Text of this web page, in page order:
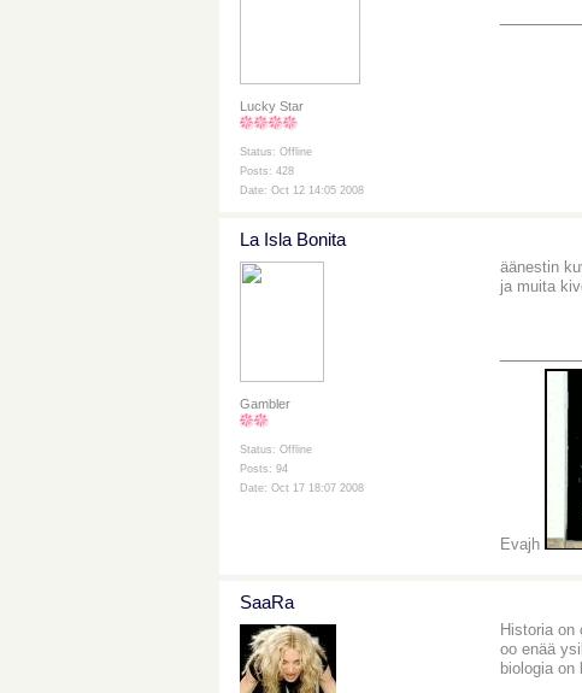
Lucky Star
Status: Offline
Posts: 428
Date: Oct 12 14:05 2008
La Isla Bonita
Gambler
Status: Offline
Posts: 94
Date: Oct 17 18:07 2008
äänestin
ja muita
Evajh
SaaRa
Historia on
oo enää
biologia on